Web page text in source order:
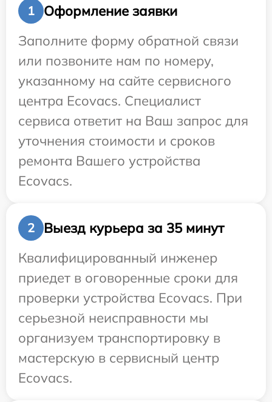
1
Оформление заявки
Заполните форму обратной связи
или позвоните нам по номеру,
указанному на сайте сервисного
центра Ecovacs. Специалист
сервиса ответит на Ваш запрос для
уточнения стоимости и сроков
ремонта Вашего устройства
Ecovacs.
2
Выезд курьера за 35 минут
Квалифицированный инженер
приедет в оговоренные сроки для
проверки устройства Ecovacs. При
серьезной неисправности мы
организуем транспортировку в
мастерскую в сервисный центр
Ecovacs.